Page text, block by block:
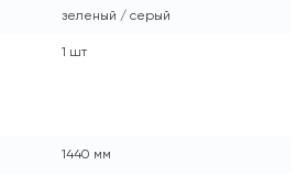
зеленый / серый
1 шт
1440 мм